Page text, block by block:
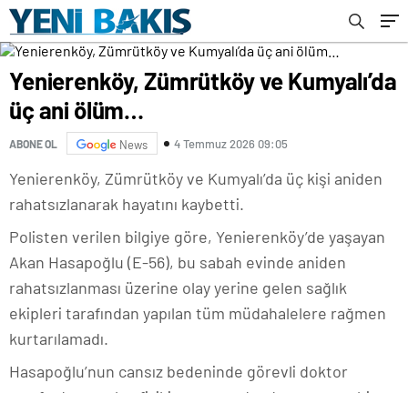
Yenierenköy, Zümrütköy ve Kumyalı’da
üç ani ölüm…
ABONE OL News 4 Temmuz 2026 09:05
Yenierenköy, Zümrütköy ve Kumyalı’da üç kişi aniden
rahatsızlanarak hayatını kaybetti.
Polisten verilen bilgiye göre, Yenierenköy’de yaşayan
Akan Hasapoğlu (E-56), bu sabah evinde aniden
rahatsızlanması üzerine olay yerine gelen sağlık
ekipleri tarafından yapılan tüm müdahalelere rağmen
kurtarılamadı.
Hasapoğlu’nun cansız bedeninde görevli doktor